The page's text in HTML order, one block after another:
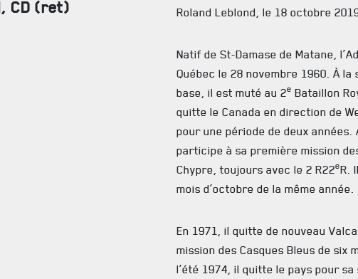
FAQ
DES RÉPONSES À VOS QUESTIONS
CD (ret)
Roland Leblond, le 18 octobre
Natif de St-Damase de Matane,
Québec le 28 novembre 1960. À
base, il est muté au 2e Bataillon
quitte le Canada en direction de
pour une période de deux années.
participe à sa première mission
Chypre, toujours avec le 2 R22eR.
mois d’octobre de la même année.
En 1971, il quitte de nouveau
mission des Casques Bleus de six
l’été 1974, il quitte le pays pour